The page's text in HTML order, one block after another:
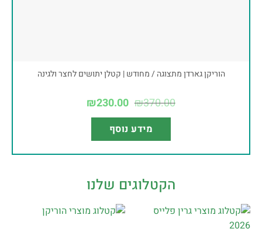
הוריקן גארדן מתצוגה / מחודש | קטלן יתושים לחצר ולגינה
₪370.00
₪230.00
מידע נוסף
הקטלוגים שלנו